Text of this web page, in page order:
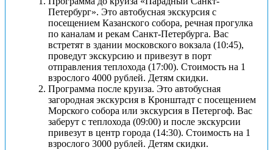
Петербург». Это автобусная экскурсия с
посещением Казанского собора, речная прогулка
по каналам и рекам Санкт-Петербурга. Вас
встретят в здании московского вокзала (10:45),
проведут экскурсию и привезут в порт
отправления теплохода (17:00). Стоимость на 1
взрослого 4000 рублей. Детям скидки.
Программа после круиза. Это автобусная
загородная экскурсия в Кронштадт с посещением
Морского собора или экскурсия в Петергоф. Вас
заберут с теплохода (09:00) и после экскурсии
привезут в центр города (14:30). Стоимость на 1
взрослого 3000 рублей. Детям скидки.